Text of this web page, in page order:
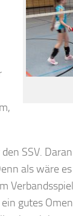
SSV.
als wäre
gutes